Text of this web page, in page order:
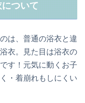
ついて
は、普通の浴衣と違
衣。見た目は浴衣の
す！元気に動くお子
・着崩れもしにくい